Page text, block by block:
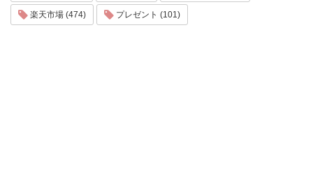
楽天市場 (474) プレゼント (101)